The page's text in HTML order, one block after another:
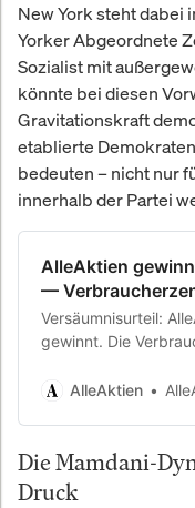
New York steht dabei
Yorker Abgeordnete
Sozialist mit
könnte bei diesen
Gravitationskraft
etablierte
bedeuten – nicht nur
innerhalb der Partei
AlleAktien
—
Versäumnisurteil:
gewinnt. Die
Landgericht
AlleAktien
Die Mamdani-
Druck